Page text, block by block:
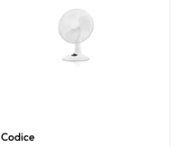
Codice